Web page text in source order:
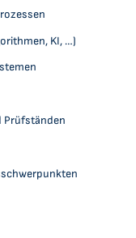
KI, …)
Prüfständen